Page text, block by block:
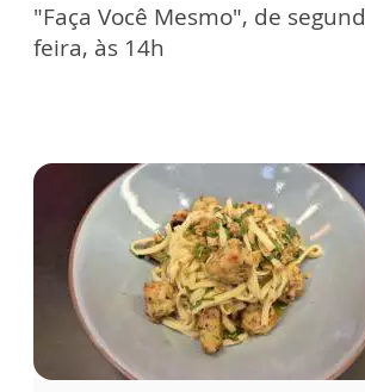
"Faça Você Mesmo", de
feira, às 14h